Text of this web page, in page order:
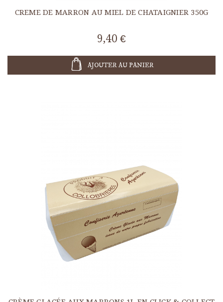
CREME DE MARRON AU MIEL DE CHATAIGNIER 350G
9,40 €
AJOUTER AU PANIER